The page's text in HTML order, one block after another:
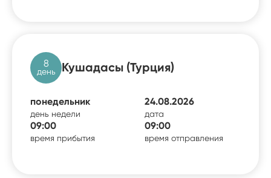
8
день Кушадасы (Турция)
понедельник
день недели
24.08.2026
дата
09:00
время прибытия
09:00
время отправления